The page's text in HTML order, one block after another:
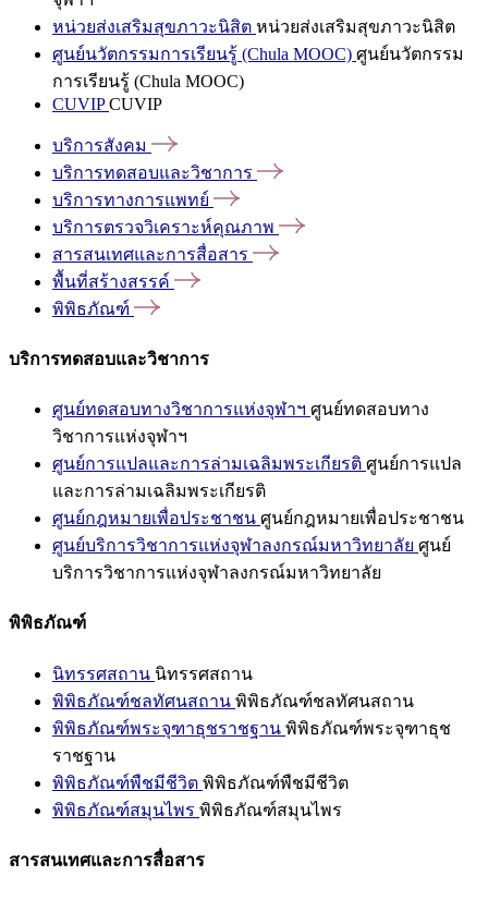
หน่วยส่งเสริมสุขภาวะนิสิต หน่วยส่งเสริมสุขภาวะนิสิต
ศูนย์นวัตกรรมการเรียนรู้ (Chula MOOC) ศูนย์นวัตกรรม
การเรียนรู้ (Chula MOOC)
CUVIPCUVIP
บริการสังคม
บริการทดสอบและวิชาการ
บริการทางการแพทย์
บริการตรวจวิเคราะห์คุณภาพ
สารสนเทศและการสื่อสาร
พื้นที่สร้างสรรค์
พิพิธภัณฑ์
บริการทดสอบและวิชาการ
ศูนย์ทดสอบทางวิชาการแห่งจุฬาฯ ศูนย์ทดสอบทาง
วิชาการแห่งจุฬาฯ
ศูนย์การแปลและการล่ามเฉลิมพระเกียรติ ศูนย์การแปล
และการล่ามเฉลิมพระเกียรติ
ศูนย์กฎหมายเพื่อประชาชน ศูนย์กฎหมายเพื่อประชาชน
ศูนย์บริการวิชาการแห่งจุฬาลงกรณ์มหาวิทยาลัย ศูนย์
บริการวิชาการแห่งจุฬาลงกรณ์มหาวิทยาลัย
พิพิธภัณฑ์
นิทรรศสถาน นิทรรศสถาน
พิพิธภัณฑ์ชลทัศนสถาน พิพิธภัณฑ์ชลทัศนสถาน
พิพิธภัณฑ์พระจุฑาธุชราชฐาน พิพิธภัณฑ์พระจุฑาธุช
ราชฐาน
พิพิธภัณฑ์พืชมีชีวิต พิพิธภัณฑ์พืชมีชีวิต
พิพิธภัณฑ์สมุนไพร พิพิธภัณฑ์สมุนไพร
สารสนเทศและการสื่อสาร